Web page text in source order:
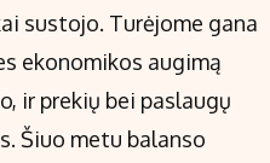
sustojo. Turėjome gana
ekonomikos augimą
ir prekių bei paslaugų
Šiuo metu balanso